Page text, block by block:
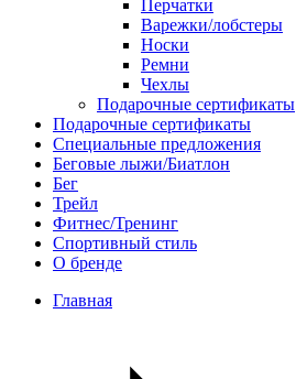
Перчатки
Варежки/лобстеры
Носки
Ремни
Чехлы
Подарочные сертификаты
Подарочные сертификаты
Специальные предложения
Беговые лыжи/Биатлон
Бег
Трейл
Фитнес/Тренинг
Спортивный стиль
О бренде
Главная